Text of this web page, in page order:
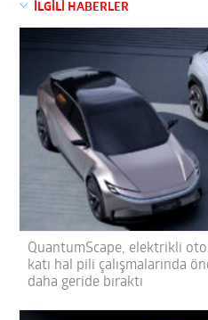
İLGİLİ HABERLER
QuantumScape, elektrikli
katı hal pili çalışmalarında
daha geride bıraktı